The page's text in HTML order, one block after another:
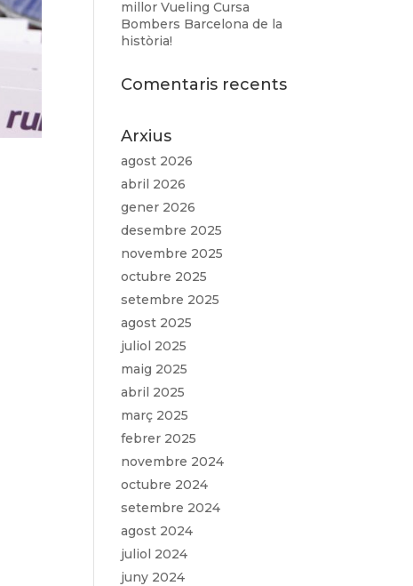
millor Vueling Cursa
Bombers Barcelona de la
història!
Comentaris recents
Arxius
agost 2026
abril 2026
gener 2026
desembre 2025
novembre 2025
octubre 2025
setembre 2025
agost 2025
juliol 2025
maig 2025
abril 2025
març 2025
febrer 2025
novembre 2024
octubre 2024
setembre 2024
agost 2024
juliol 2024
juny 2024